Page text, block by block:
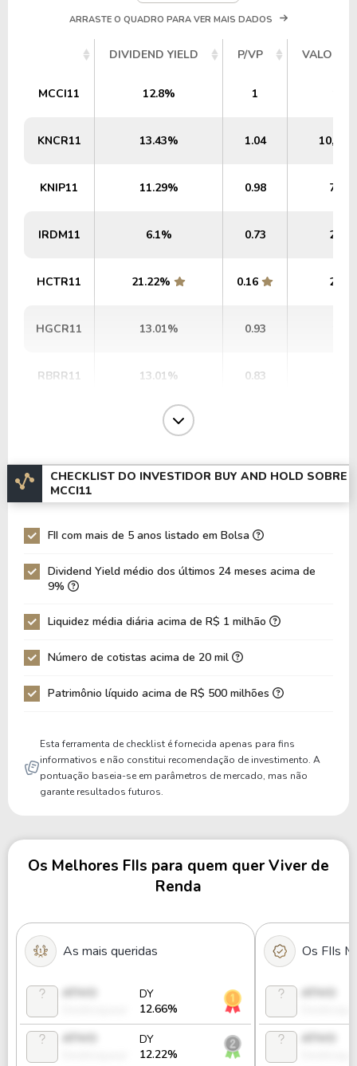
ARRASTE O QUADRO PARA VER MAIS DADOS
DIVIDEND YIELD P/VP VALOR
MCCI11 12.8% 1
KNCR11 13.43% 1.04 10,97
KNIP11 11.29% 0.98 7,37
IRDM11 6.1% 0.73 2,96
HCTR11 21.22% 0.16 2,22
HGCR11 13.01% 0.93
RBRR11 13.01% 0.83
15.9%
VRTA11 14.32% 0.86
BCRI11 16.27%
PORD11
CHECKLIST DO INVESTIDOR BUY AND HOLD SOBRE
MCCI11
FII com mais de 5 anos listado em Bolsa
Dividend Yield médio dos últimos 24 meses acima de
9%
Liquidez média diária acima de R$ 1 milhão
Número de cotistas acima de 20 mil
Patrimônio líquido acima de R$ 500 milhões
Esta ferramenta de checklist é fornecida apenas para fins
informativos e não constitui recomendação de investimento. A
pontuação baseia-se em parâmetros de mercado, mas não
garante resultados futuros.
Os Melhores FIIs para quem quer Viver de
Renda
As mais queridas
DY
12.66%
DY
12.22%
Os FIIs